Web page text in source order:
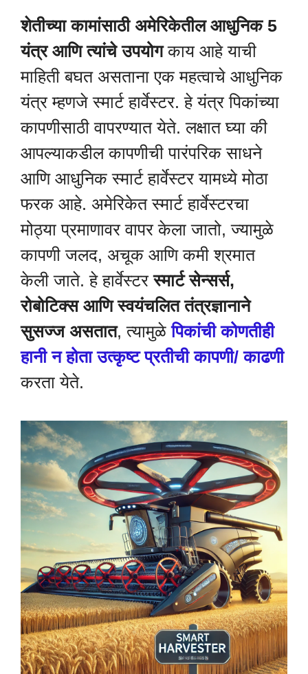
शेतीच्या कामांसाठी अमेरिकेतील आधुनिक 5
यंत्र आणि त्यांचे उपयोगकाय आहे याची
माहिती बघत असताना एक महत्वाचे आधुनिक
यंत्र म्हणजे स्मार्ट हार्वेस्टर. हे यंत्र पिकांच्या
कापणीसाठी वापरण्यात येते. लक्षात घ्या की
आपल्याकडील कापणीची पारंपरिक साधने
आणि आधुनिक स्मार्ट हार्वेस्टर यामध्ये मोठा
फरक आहे. अमेरिकेत स्मार्ट हार्वेस्टरचा
मोठ्या प्रमाणावर वापर केला जातो, ज्यामुळे
कापणी जलद, अचूक आणि कमी श्रमात
केली जाते. हे हार्वेस्टरस्मार्ट सेन्सर्स,
रोबोटिक्स आणि स्वयंचलित तंत्रज्ञानाने
सुसज्ज असतात, त्यामुळेपिकांची कोणतीही
हानी न होता उत्कृष्ट प्रतीची कापणी/ काढणी
करता येते.